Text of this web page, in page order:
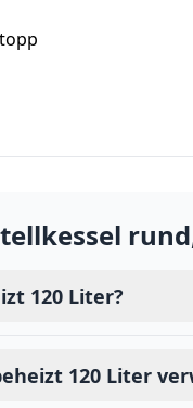
120 Liter?
120 Liter